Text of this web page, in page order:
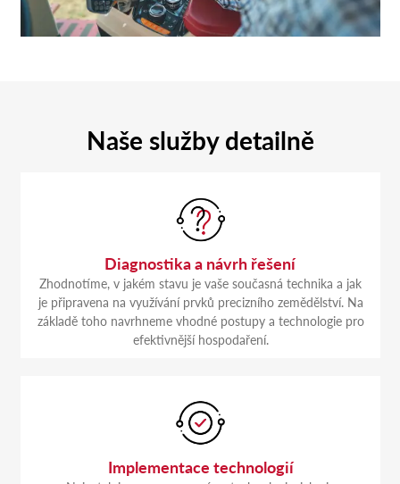
Naše služby detailně
Diagnostika a návrh řešení
Zhodnotíme, v jakém stavu je vaše současná technika a jak
je připravena na využívání prvků precizního zemědělství. Na
základě toho navrhneme vhodné postupy a technologie pro
efektivnější hospodaření.
Implementace technologií